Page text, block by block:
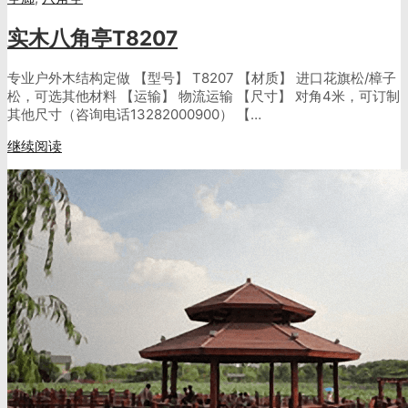
实木八角亭T8207
专业户外木结构定做 【型号】 T8207 【材质】 进口花旗松/樟子
松，可选其他材料 【运输】 物流运输 【尺寸】 对角4米，可订制
其他尺寸（咨询电话13282000900） 【…
继续阅读